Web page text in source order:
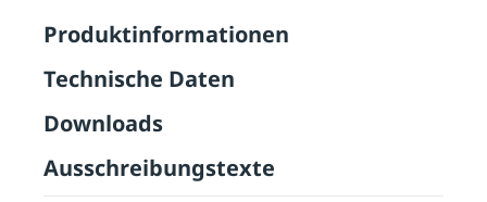
Produktinformationen
Technische Daten
Downloads
Ausschreibungstexte